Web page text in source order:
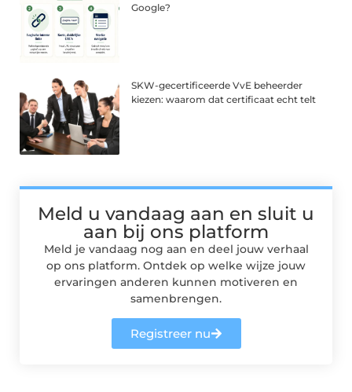
Google?
SKW-gecertificeerde VvE beheerder
kiezen: waarom dat certificaat echt telt
Meld u vandaag aan en sluit u
aan bij ons platform
Meld je vandaag nog aan en deel jouw verhaal
op ons platform. Ontdek op welke wijze jouw
ervaringen anderen kunnen motiveren en
samenbrengen.
Registreer nu